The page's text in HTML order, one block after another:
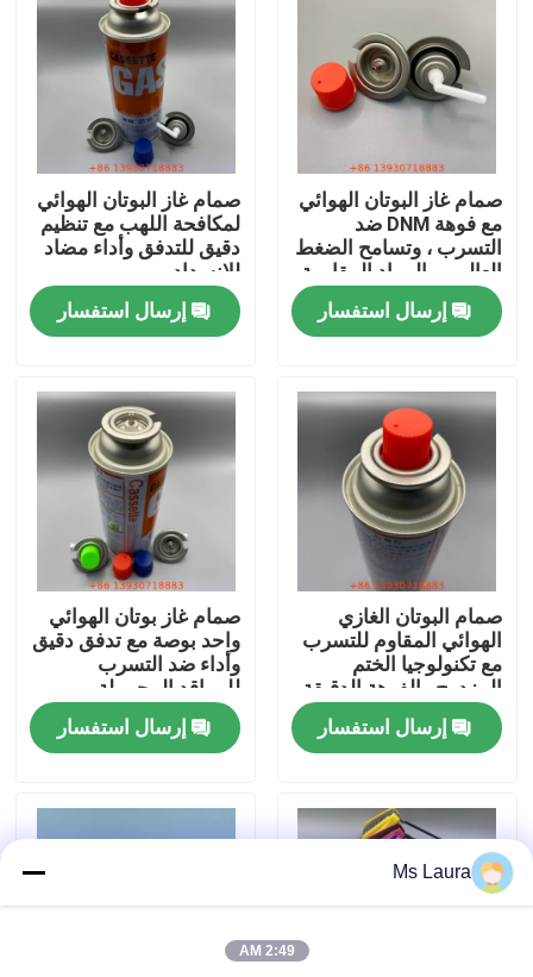
مسكن
أشرطة فيديو
معلومات عنا
جولة في المعمل
مراقبة الجودة
اتصل بنا
أخبار
حالات
صمام غاز البوتان الهوائي
مع فوهة DNM ضد
التسرب ، وتسامح الضغط
العالي ، والمواد المقاومة
للكيماويات للتخييم في
فصل الشتاء والطبخ على
ارتفاعات عالية
إرسال استفسار
صمام غاز البوتان الهوائي
لمكافحة اللهب مع تنظيم
دقيق للتدفق وأداء مضاد
للانسداد
إرسال استفسار
صمام البوتان الغازي
الهوائي المقاوم للتسرب
مع تكنولوجيا الختم
المزدوج والفوهة الدقيقة
لمواقد الكاسيت
إرسال استفسار
صمام غاز بوتان الهوائي
واحد بوصة مع تدفق دقيق
وأداء ضد التسرب
للمواقد المحمولة
إرسال استفسار
Ms Laura
2:49 AM